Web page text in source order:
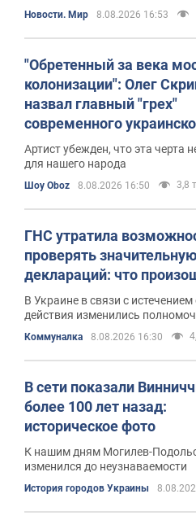
Новости. Мир 8.08.2026 16:53
"Обретенный за века
колонизации": Олег
назвал главный "грех"
современного
общества, от которого
необходимо избавиться
Артист убежден, что эта черта
для нашего народа
Шоу Oboz 8.08.2026 16:50 3,8
ГНС утратила
проверять
деклараций: что
В Украине в связи с
действия изменились
Коммуналка 8.08.2026 16:30
В сети показали
более 100 лет назад:
историческое фото
К нашим дням Могилев-
изменился до неузнаваемости
История городов Украины